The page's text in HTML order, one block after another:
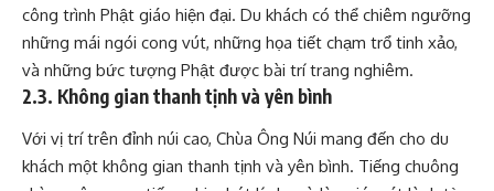
công trình Phật giáo hiện đại. Du khách có thể chiêm ngưỡng
những mái ngói cong vút, những họa tiết chạm trổ tinh xảo,
và những bức tượng Phật được bài trí trang nghiêm.
2.3. Không gian thanh tịnh và yên bình
Với vị trí trên đỉnh núi cao, Chùa Ông Núi mang đến cho du
khách một không gian thanh tịnh và yên bình. Tiếng chuông